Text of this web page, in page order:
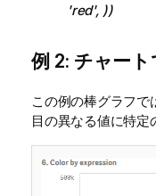
'red', ))
例 2: チャー
この例の棒グラフで
目の異なる値に特定